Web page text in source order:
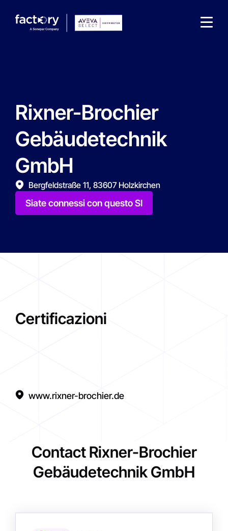
Che cosa sta cercando ?
Rixner-Brochier
Gebäudetechnik
GmbH
Bergfeldstraße 11, 83607 Holzkirchen
Siate connessi con questo SI
Certificazioni
www.rixner-brochier.de
Contact Rixner-Brochier
Gebäudetechnik GmbH